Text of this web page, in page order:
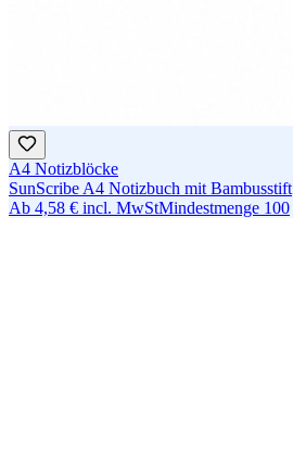
A4 Notizblöcke
SunScribe A4 Notizbuch mit Bambusstift
Ab 4,58 € incl. MwStMindestmenge 100